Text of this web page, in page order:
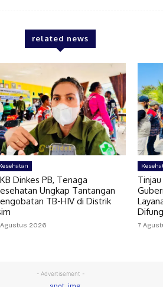
related news
Dinkes PB, Tenaga
Ungkap Tantangan
TB-HIV di Distrik
2026 7
- Advertisement -